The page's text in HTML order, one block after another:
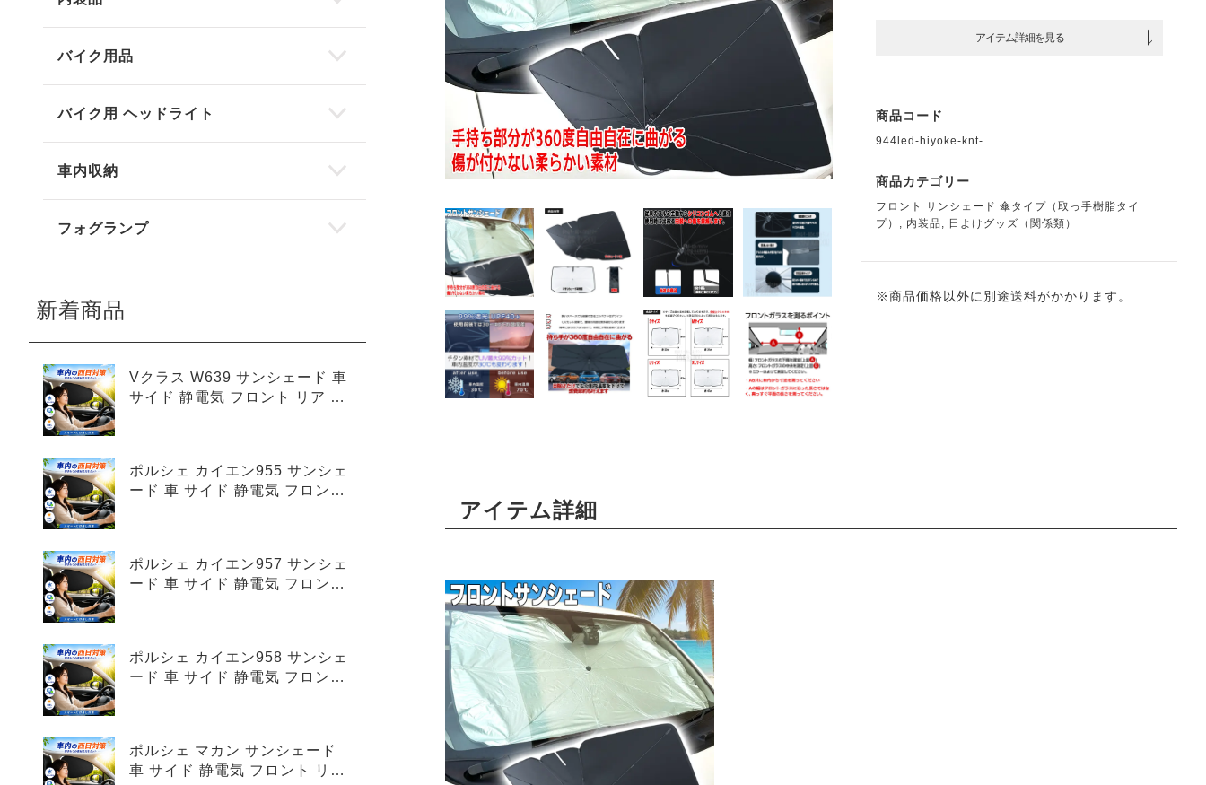
アイテム詳細を見る
商品コード
944led-hiyoke-knt-
商品カテゴリー
フロント サンシェード 傘タイプ（取っ手樹脂タイ
プ） , 内装品 , 日よけグッズ（関係類）
※商品価格以外に別途送料がかかります。
アイテム詳細
バイク用品
バイク用 ヘッドライト
車内収納
フォグランプ
新着商品
Vクラス W639 サンシェード 車
サイド 静電気 フロント リア 4
ポルシェ カイエン955 サンシェ
ード 車 サイド 静電気 フロント
ポルシェ カイエン957 サンシェ
ード 車 サイド 静電気 フロント
ポルシェ カイエン958 サンシェ
ード 車 サイド 静電気 フロント
ポルシェ マカン サンシェード
車 サイド 静電気 フロント リア